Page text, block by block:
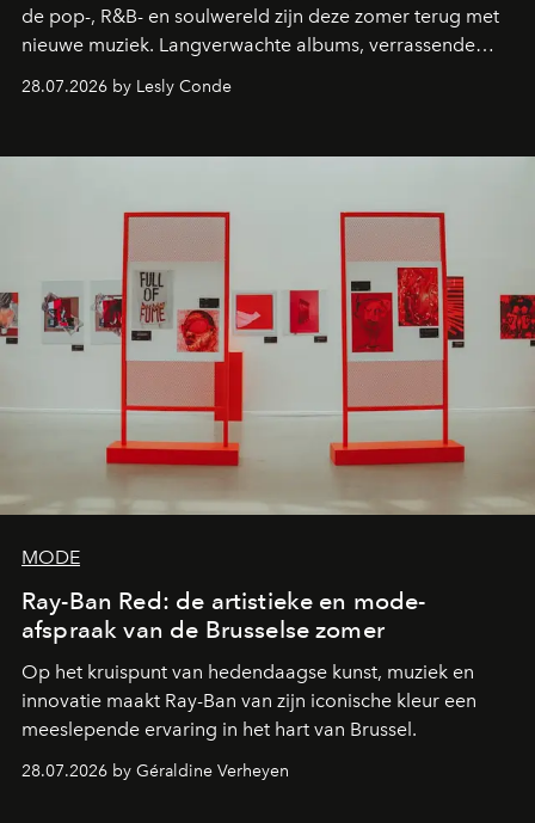
de pop-, R&B- en soulwereld zijn deze zomer terug met
nieuwe muziek. Langverwachte albums, verrassende
comebacks en veelbelovende nieuwe projecten: dit zijn
de releases die je niet mag missen.
28.07.2026 by Lesly Conde
MODE
Ray-Ban Red: de artistieke en mode-
afspraak van de Brusselse zomer
Op het kruispunt van hedendaagse kunst, muziek en
innovatie maakt Ray-Ban van zijn iconische kleur een
meeslepende ervaring in het hart van Brussel.
28.07.2026 by Géraldine Verheyen